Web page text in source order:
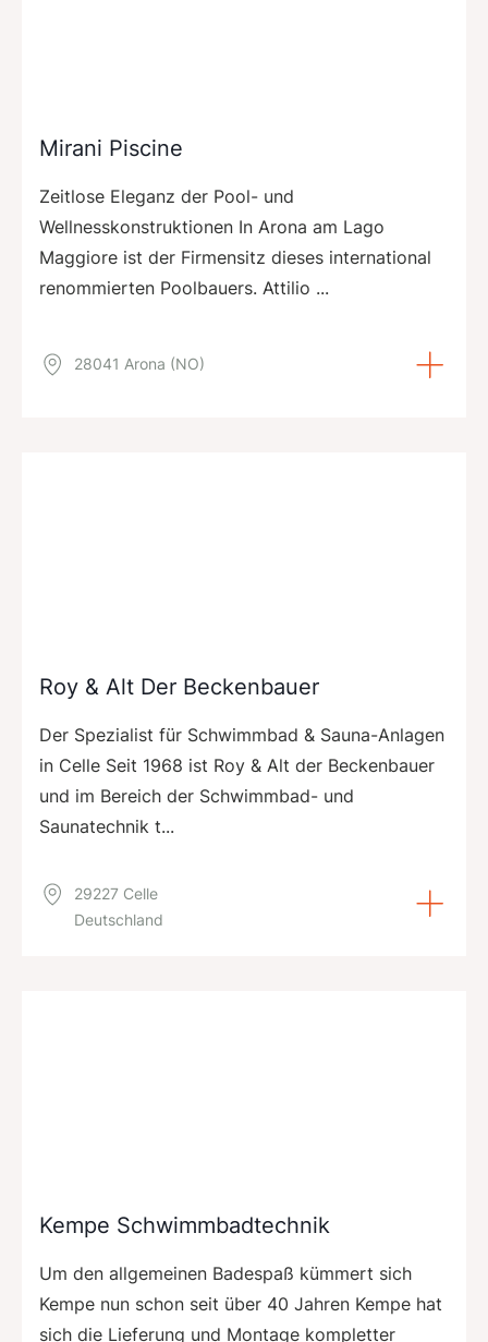
Mirani Piscine
Zeitlose Eleganz der Pool- und
Wellnesskonstruktionen In Arona am Lago
Maggiore ist der Firmensitz dieses international
renommierten Poolbauers. Attilio ...
28041 Arona (NO)
Roy & Alt Der Beckenbauer
Der Spezialist für Schwimmbad & Sauna-Anlagen
in Celle Seit 1968 ist Roy & Alt der Beckenbauer
und im Bereich der Schwimmbad- und
Saunatechnik t...
29227 Celle
Deutschland
Kempe Schwimmbadtechnik
Um den allgemeinen Badespaß kümmert sich
Kempe nun schon seit über 40 Jahren Kempe hat
sich die Lieferung und Montage kompletter